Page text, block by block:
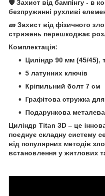
🛡️ Захист від бампінгу - в
безпружинні рухливі
🧱 Захист від фізичного
стрижень перешкоджає
Комплектація:
Циліндр 90 мм (45/45),
5 латунних ключів
Кріпильний болт 7 см
Графітова стружка
Подарункова
Циліндр Titan 3D – це
поєднує складну систему
від популярних методів
встановлення у житлових